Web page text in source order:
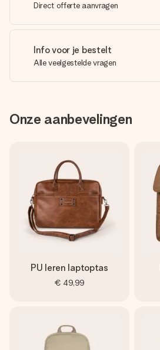
Direct offerte aanvragen
Info voor je bestelt
Alle veelgestelde vragen
Onze aanbevelingen
PU leren laptoptas
€ 49,99